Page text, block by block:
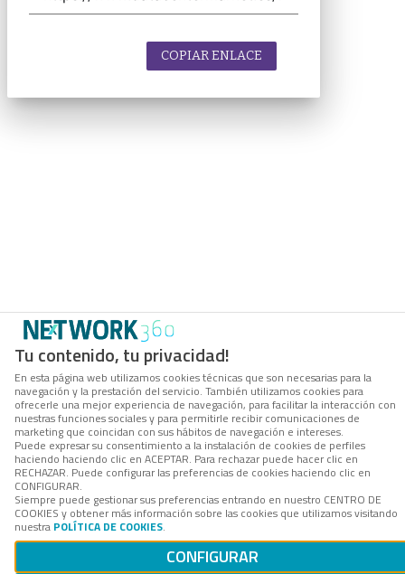
Tu contenido, tu privacidad!
En esta página web utilizamos cookies técnicas que son necesarias para la
navegación y la prestación del servicio. También utilizamos cookies para
ofrecerle una mejor experiencia de navegación, para facilitar la interacción con
nuestras funciones sociales y para permitirle recibir comunicaciones de
marketing que coincidan con sus hábitos de navegación e intereses.
Puede expresar su consentimiento a la instalación de cookies de perfiles
haciendo haciendo clic en ACEPTAR. Para rechazar puede hacer clic en
RECHAZAR. Puede configurar las preferencias de cookies haciendo clic en
CONFIGURAR.
Siempre puede gestionar sus preferencias entrando en nuestro CENTRO DE
COOKIES y obtener más información sobre las cookies que utilizamos visitando
nuestra POLÍTICA DE COOKIES.
CONFIGURAR
COPIAR ENLACE